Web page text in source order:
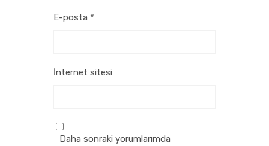
E-posta *
İnternet sitesi
Daha sonraki yorumlarımda